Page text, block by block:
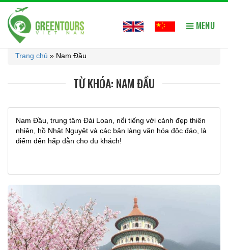
MENU
Trang chủ » Nam Đầu
TỪ KHÓA: NAM ĐẦU
Nam Đầu, trung tâm Đài Loan, nổi tiếng với cảnh đẹp thiên
nhiên, hồ Nhật Nguyệt và các bản làng văn hóa độc đáo, là
điểm đến hấp dẫn cho du khách!